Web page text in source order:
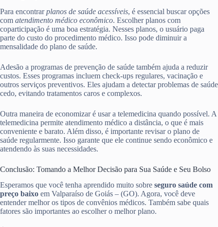
Para encontrarplanos de saúde acessíveis, é essencial buscar opções
com atendimento médico econômico. Escolher planos com
coparticipação é uma boa estratégia. Nesses planos, o usuário paga
parte do custo do procedimento médico. Isso pode diminuir a
mensalidade do plano de saúde.
Adesão a programas de prevenção de saúde também ajuda a reduzir
custos. Esses programas incluem check-ups regulares, vacinação e
outros serviços preventivos. Eles ajudam a detectar problemas de saúde
cedo, evitando tratamentos caros e complexos.
Outra maneira de economizar é usar a telemedicina quando possível. A
telemedicina permite atendimento médico a distância, o que é mais
conveniente e barato. Além disso, é importante revisar o plano de
saúde regularmente. Isso garante que ele continue sendo econômico e
atendendo às suas necessidades.
Conclusão: Tomando a Melhor Decisão para Sua Saúde e Seu Bolso
Esperamos que você tenha aprendido muito sobre seguro saúde com
preço baixo em Valparaíso de Goiás – (GO). Agora, você deve
entender melhor os tipos de convênios médicos. Também sabe quais
fatores são importantes ao escolher o melhor plano.